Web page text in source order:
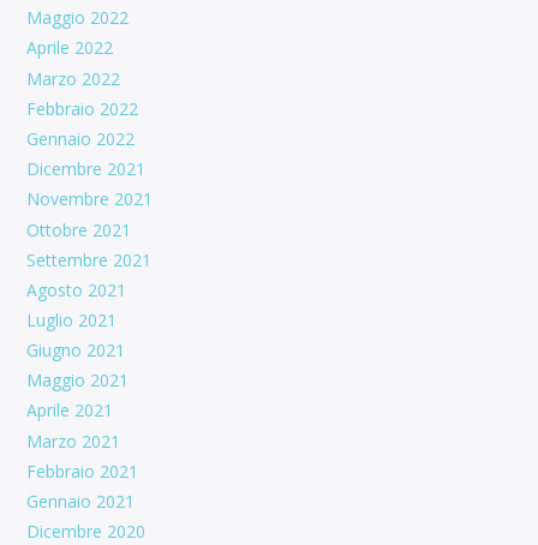
Maggio 2022
Aprile 2022
Marzo 2022
Febbraio 2022
Gennaio 2022
Dicembre 2021
Novembre 2021
Ottobre 2021
Settembre 2021
Agosto 2021
Luglio 2021
Giugno 2021
Maggio 2021
Aprile 2021
Marzo 2021
Febbraio 2021
Gennaio 2021
Dicembre 2020